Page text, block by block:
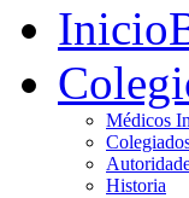
Inicio
Médicos
Historia